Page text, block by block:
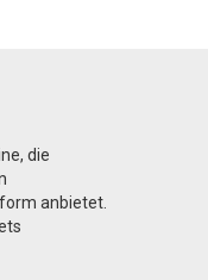
die
anbietet.